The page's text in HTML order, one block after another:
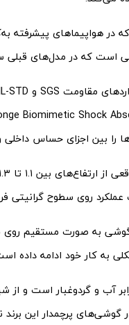
را بین اجزای حساس
روی سطوح گرانیتی